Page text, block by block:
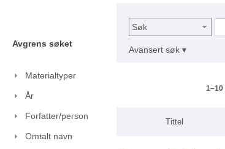
Avgrens søket
Materialtyper
År
Forfatter/person
Omtalt navn
Søk
Avansert søk ▾
1–10
Tittel